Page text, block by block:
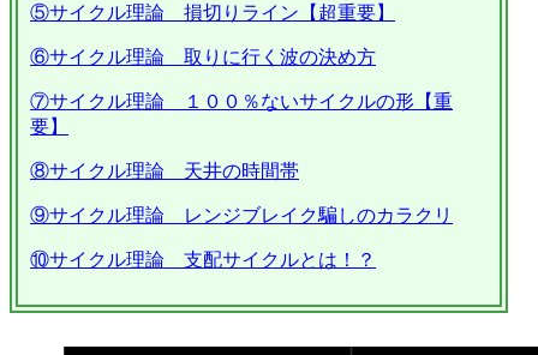
⑤サイクル理論 損切りライン【超重要】
⑥サイクル理論 取りに行く波の決め方
⑦サイクル理論 １００％ないサイクルの形【重
要】
⑧サイクル理論 天井の時間帯
⑨サイクル理論 レンジブレイク騙しのカラクリ
⑩サイクル理論 支配サイクルとは！？